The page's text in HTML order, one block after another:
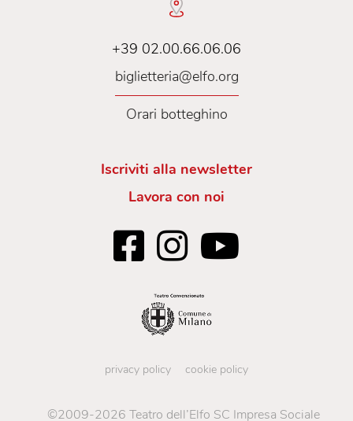
+39 02.00.66.06.06
biglietteria@elfo.org
Orari botteghino
Iscriviti alla newsletter
Lavora con noi
privacy policy cookie policy
©2009-2026 Teatro dell’Elfo SC Impresa Sociale